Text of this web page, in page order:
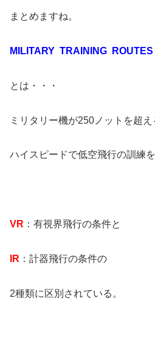
まとめますね。
MILITARY TRAINING ROUTES
とは・・・
ミリタリー機が250ノットを超え
ハイスピードで低空飛行の訓練
VR ：有視界飛行の条件と
IR ：計器飛行の条件の
2種類に区別されている。